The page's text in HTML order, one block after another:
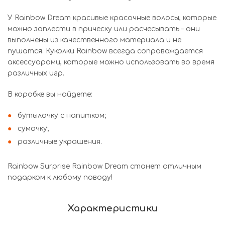
У Rainbow Dream красивые красочные волосы, которые
можно заплести в прическу или расчесывать – они
выполнены из качественного материала и не
пушатся. Куколки Rainbow всегда сопровождается
аксессуарами, которые можно использовать во время
различных игр.
В коробке вы найдете:
бутылочку с напитком;
сумочку;
различные украшения.
Rainbow Surprise Rainbow Dream станет отличным
подарком к любому поводу!
Характеристики